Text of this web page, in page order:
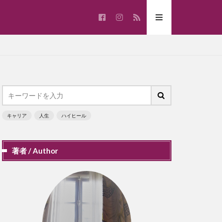
キャリア 人生 ハイヒール
著者 / Author